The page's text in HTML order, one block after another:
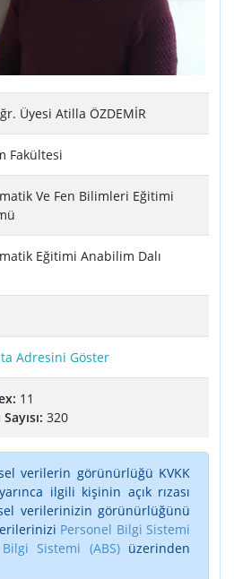
Üyesi Atilla ÖZDEMİR
Fakültesi
Ve Fen Bilimleri Eğitimi
Eğitimi Anabilim Dalı
Adresini Göster
11
320
verilerin görünürlüğü KVKK
ilgili kişinin açık rızası
verilerinizin görünürlüğünü
Personel Bilgi Sistemi
Sistemi (ABS)üzerinden